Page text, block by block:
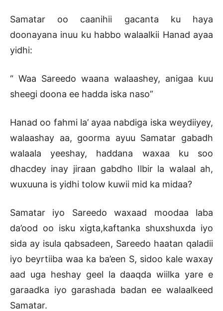
Samatar oo caanihii gacanta ku haya
doonayana inuu ku habbo walaalkii Hanad ayaa
yidhi:
“ Waa Sareedo waana walaashey, anigaa kuu
sheegi doona ee hadda iska naso”
Hanad oo fahmi la’ ayaa nabdiga iska weydiiyey,
walaashay aa, goorma ayuu Samatar gabadh
walaala yeeshay, haddana waxaa ku soo
dhacdey inay jiraan gabdho Ilbir la walaal ah,
wuxuuna is yidhi tolow kuwii mid ka midaa?
Samatar iyo Sareedo waxaad moodaa laba
da’ood oo isku xigta,kaftanka shuxshuxda iyo
sida ay isula qabsadeen, Sareedo haatan qaladii
iyo beyrtiiba waa ka ba’een S, sidoo kale waxay
aad uga heshay geel la daaqda wiilka yare e
garaadka iyo garashada badan ee walaalkeed
Samatar.